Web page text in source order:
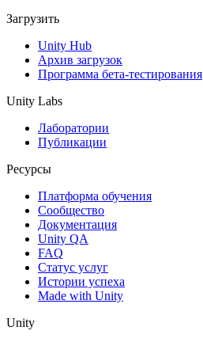
Загрузить
Unity Hub
Архив загрузок
Программа бета-тестирования
Unity Labs
Лаборатории
Публикации
Ресурсы
Платформа обучения
Сообщество
Документация
Unity QA
FAQ
Статус услуг
Истории успеха
Made with Unity
Unity